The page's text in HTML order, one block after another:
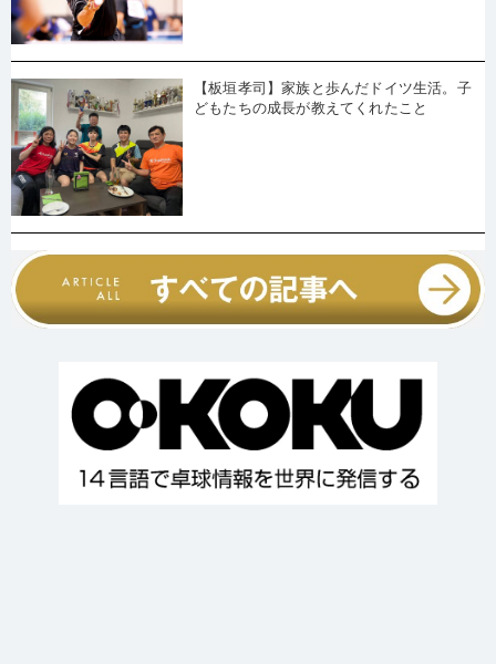
【板垣孝司】家族と歩んだドイツ生活。子
どもたちの成長が教えてくれたこと